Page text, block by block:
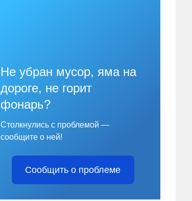
Не убран мусор, яма на
дороге, не горит
фонарь?
Столкнулись с проблемой —
сообщите о ней!
Сообщить о проблеме